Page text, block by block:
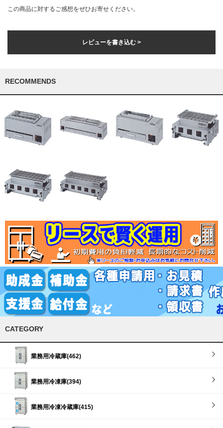
この商品に対するご感想をぜひお寄せください。
レビューを書き込む >
RECOMMENDS
CATEGORY
業務用冷蔵庫(462)
業務用冷凍庫(394)
業務用冷凍冷蔵庫(415)